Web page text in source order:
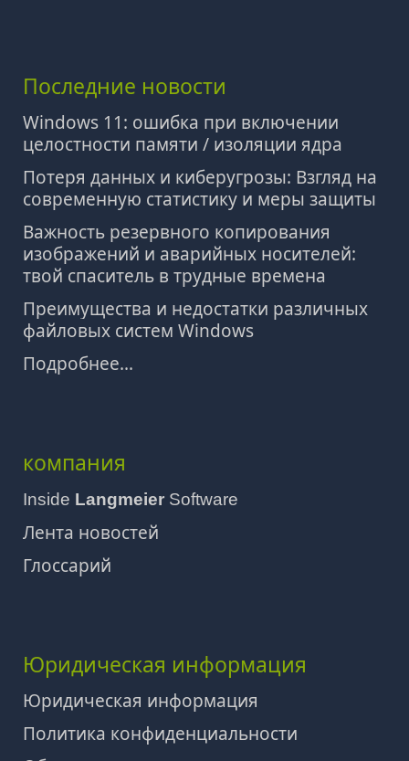
Последние новости
Windows 11: ошибка при включении
целостности памяти / изоляции ядра
Потеря данных и киберугрозы: Взгляд на
современную статистику и меры защиты
Важность резервного копирования
изображений и аварийных носителей:
твой спаситель в трудные времена
Преимущества и недостатки различных
файловых систем Windows
Подробнее...
компания
Inside Langmeier Software
Лента новостей
Глоссарий
Юридическая информация
Юридическая информация
Политика конфиденциальности